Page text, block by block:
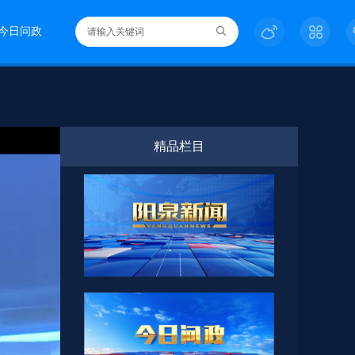
日问政
精品栏目